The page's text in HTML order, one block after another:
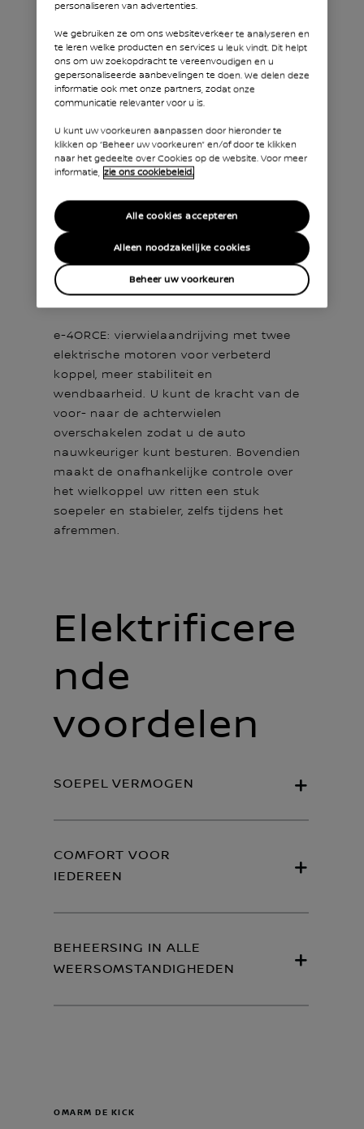
kracht voor
betere grip,
meer
comfort en
vertrouwen.
e-4ORCE: vierwielaandrijving met twee
elektrische motoren voor verbeterd
koppel, meer stabiliteit en
wendbaarheid. U kunt de kracht van de
voor- naar de achterwielen
overschakelen zodat u de auto
nauwkeuriger kunt besturen. Bovendien
maakt de onafhankelijke controle over
het wielkoppel uw ritten een stuk
soepeler en stabieler, zelfs tijdens het
afremmen.
Elektrificere
nde
voordelen
SOEPEL VERMOGEN
COMFORT VOOR
IEDEREEN
BEHEERSING IN ALLE
WEERSOMSTANDIGHEDEN
OMARM DE KICK
personaliseren van advertenties.
We gebruiken ze om ons websiteverkeer te analyseren en
te leren welke producten en services u leuk vindt. Dit helpt
ons om uw zoekopdracht te vereenvoudigen en u
gepersonaliseerde aanbevelingen te doen. We delen deze
informatie ook met onze partners, zodat onze
communicatie relevanter voor u is.
U kunt uw voorkeuren aanpassen door hieronder te
klikken op “Beheer uw voorkeuren” en/of door te klikken
naar het gedeelte over Cookies op de website. Voor meer
informatie, zie ons cookiebeleid.
Beheer uw voorkeuren
Alleen noodzakelijke cookies
Alle cookies accepteren